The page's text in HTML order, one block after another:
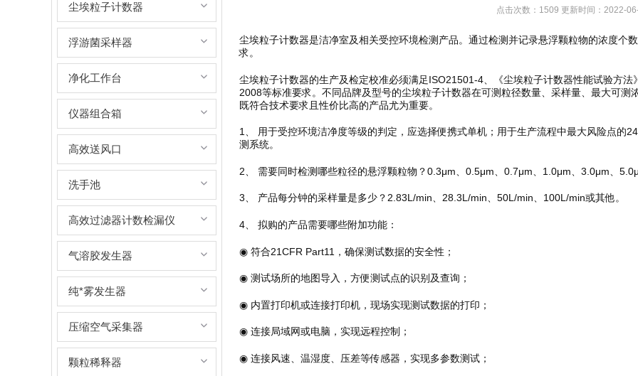
点击次数：1509 更新时间：2022-
尘埃粒子计数器是洁净室及相关受控环境检测产品。通过检测并记录悬浮颗粒物的浓度个
求。
尘埃粒子计数器的生产及检定校准必须满足ISO21501-4、《尘埃粒子计数器性能试验方
2008等标准要求。不同品牌及型号的尘埃粒子计数器在可测粒径数量、采样量、最大可
既符合技术要求且性价比高的产品尤为重要。
1、 用于受控环境洁净度等级的判定，应选择便携式单机；用于生产流程中最大风险点的
测系统。
2、 需要同时检测哪些粒径的悬浮颗粒物？0.3μm、0.5μm、0.7μm、1.0μm、3.0μm、
3、 产品每分钟的采样量是多少？2.83L/min、28.3L/min、50L/min、100L/min或其他。
4、 拟购的产品需要哪些附加功能：
◉ 符合21CFR Part11，确保测试数据的安全性；
◉ 测试场所的地图导入，方便测试点的识别及查询；
◉ 内置打印机或连接打印机，现场实现测试数据的打印；
◉ 连接局域网或电脑，实现远程控制；
◉ 连接风速、温湿度、压差等传感器，实现多参数测试；
尘埃粒子计数器
浮游菌采样器
净化工作台
仪器组合箱
高效送风口
洗手池
高效过滤器计数检漏仪
气溶胶发生器
纯*雾发生器
压缩空气采集器
颗粒稀释器